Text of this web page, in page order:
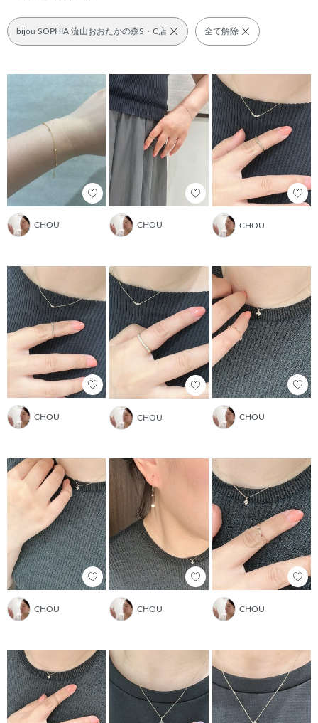
bijou SOPHIA 流山おおたかの森S・C店 全て解除
CHOU CHOU CHOU
CHOU CHOU CHOU
CHOU CHOU CHOU